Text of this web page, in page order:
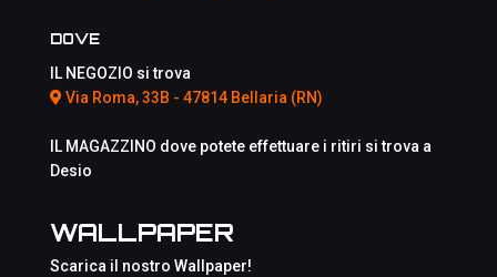
DOVE
IL NEGOZIO si trova
Via Roma, 33B - 47814 Bellaria (RN)
IL MAGAZZINO dove potete effettuare i ritiri si trova a
Desio
WALLPAPER
Scarica il nostro Wallpaper!